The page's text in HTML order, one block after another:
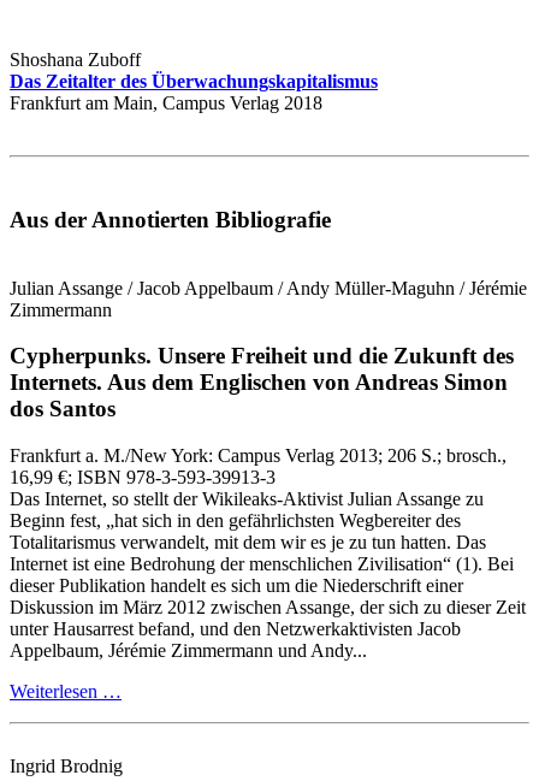
Shoshana Zuboff
Das Zeitalter des Überwachungskapitalismus
Frankfurt am Main, Campus Verlag 2018
Aus der Annotierten Bibliografie
Julian Assange / Jacob Appelbaum / Andy Müller-Maguhn / Jérémie
Zimmermann
Cypherpunks. Unsere Freiheit und die Zukunft des
Internets. Aus dem Englischen von Andreas Simon
dos Santos
Frankfurt a. M./New York: Campus Verlag 2013; 206 S.; brosch.,
16,99 €; ISBN 978-3-593-39913-3
Das Internet, so stellt der Wikileaks‑Aktivist Julian Assange zu
Beginn fest, „hat sich in den gefährlichsten Wegbereiter des
Totalitarismus verwandelt, mit dem wir es je zu tun hatten. Das
Internet ist eine Bedrohung der menschlichen Zivilisation“ (1). Bei
dieser Publikation handelt es sich um die Niederschrift einer
Diskussion im März 2012 zwischen Assange, der sich zu dieser Zeit
unter Hausarrest befand, und den Netzwerkaktivisten Jacob
Appelbaum, Jérémie Zimmermann und Andy...
Weiterlesen …
Ingrid Brodnig